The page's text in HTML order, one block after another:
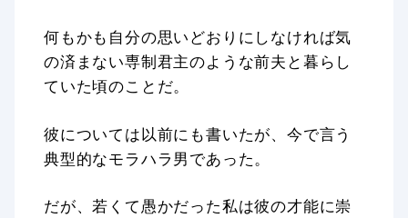
何もかも自分の思いどおりにしなければ気
の済まない専制君主のような前夫と暮らし
ていた頃のことだ。
彼については以前にも書いたが、今で言う
典型的なモラハラ男であった。
だが、若くて愚かだった私は彼の才能に崇